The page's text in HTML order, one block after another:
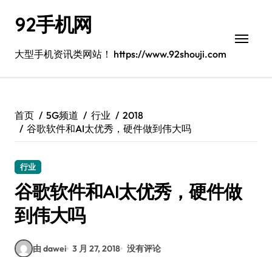
92手机网
大型手机资讯类网站！ https://www.92shouji.com
首页 5G频道 行业
2018
谷歌软件和AI太优秀，硬件做到伟大吗
行业
谷歌软件和AI太优秀，硬件做
到伟大吗
由 dawei 3 月 27, 2018 没有评论